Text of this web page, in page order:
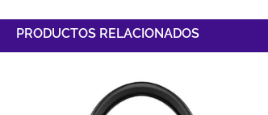
PRODUCTOS RELACIONADOS